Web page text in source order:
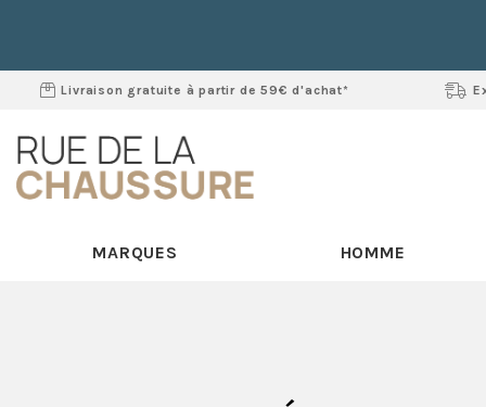
Livraison gratuite à partir de 59€ d'achat*
MARQUES HOMME